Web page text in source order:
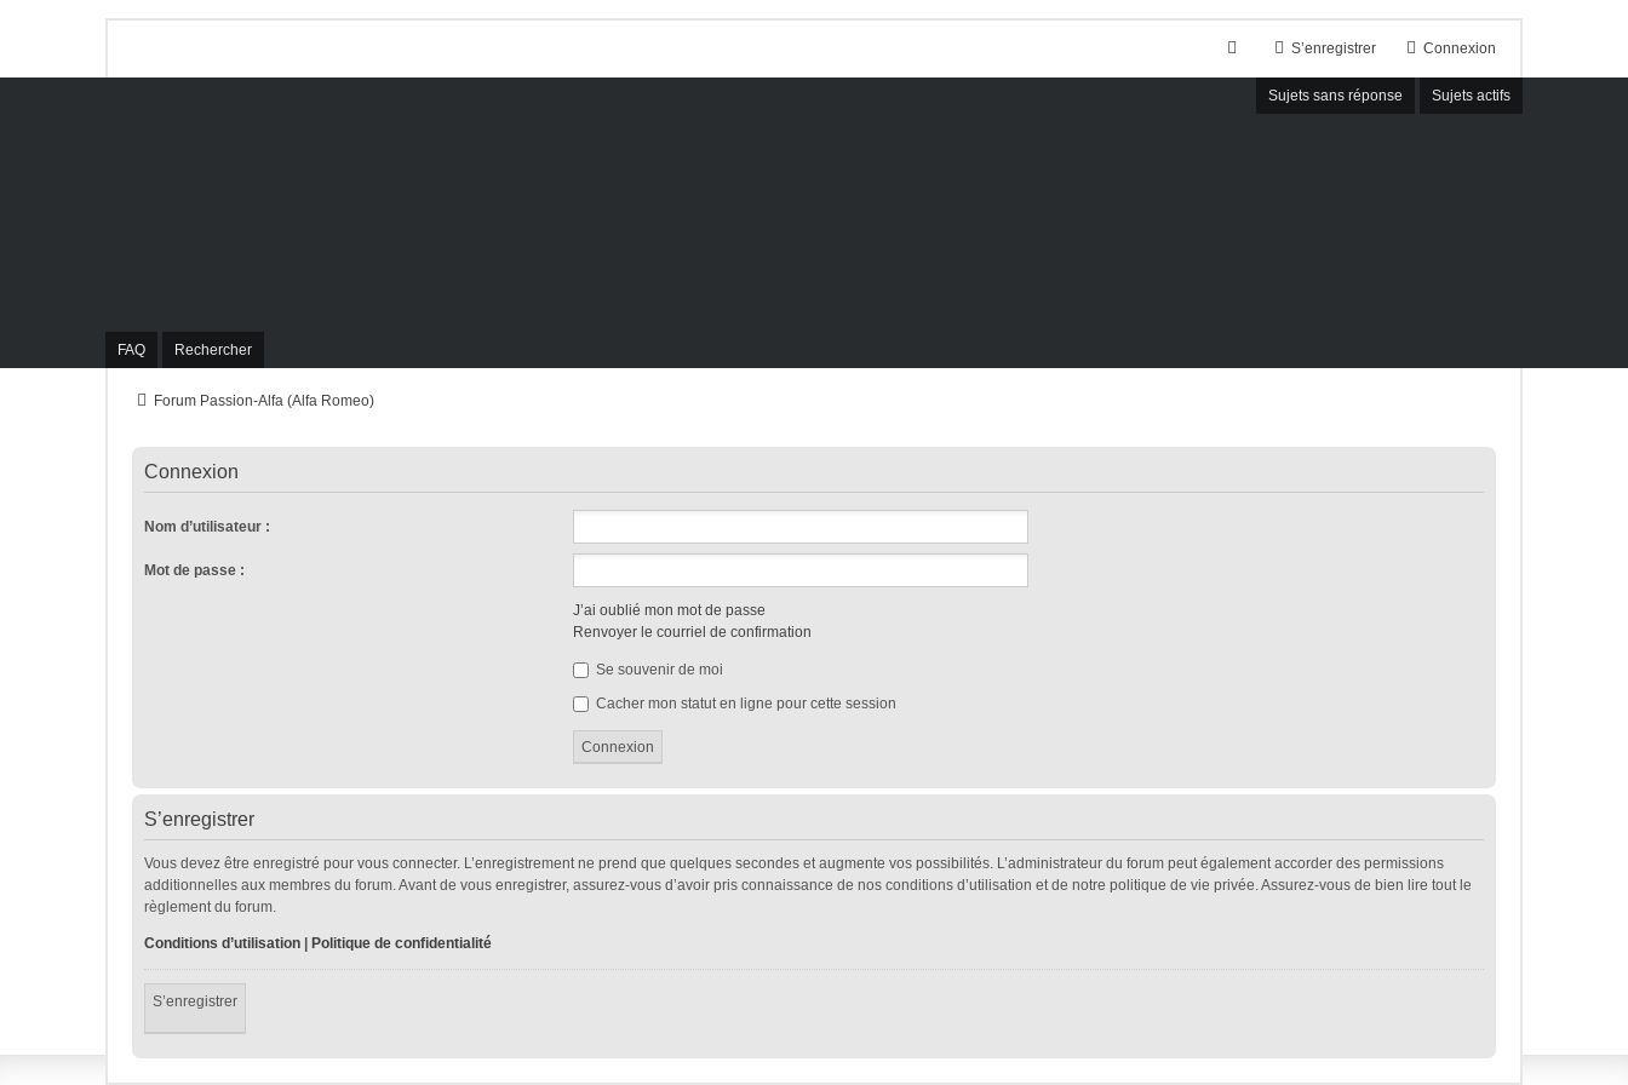
Connexion
S’enregistrer
Sujets sans réponse Sujets actifs
FAQ Rechercher
Forum Passion-Alfa (Alfa Romeo)
Connexion
Nom d’utilisateur :
Mot de passe :
J’ai oublié mon mot de passe
Renvoyer le courriel de confirmation
Se souvenir de moi
Cacher mon statut en ligne pour cette session
S’enregistrer
Vous devez être enregistré pour vous connecter. L’enregistrement ne prend que quelques secondes et augmente vos possibilités. L’administrateur du forum peut également accorder des permissions
additionnelles aux membres du forum. Avant de vous enregistrer, assurez-vous d’avoir pris connaissance de nos conditions d’utilisation et de notre politique de vie privée. Assurez-vous de bien lire tout le
règlement du forum.
Conditions d’utilisation Politique de confidentialité
S’enregistrer